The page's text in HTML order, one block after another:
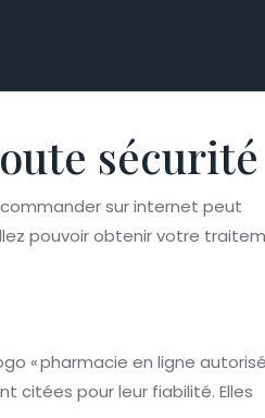
sécurité
sur internet peut
pouvoir obtenir votre
« pharmacie en ligne
citées pour leur fiabilité. Elles